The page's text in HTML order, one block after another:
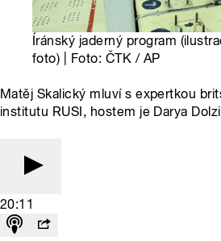
Íránský jaderný program
foto) | Foto: ČTK / AP
Matěj Skalický mluví s expertkou
institutu RUSI, hostem je Darya
20:11